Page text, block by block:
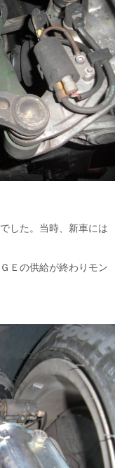
した。当時、新車には
Ｅの供給が終わりモン